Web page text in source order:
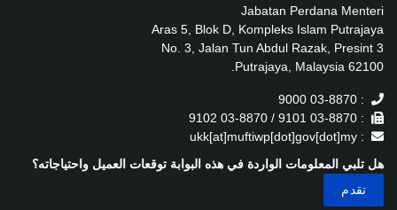
Jabatan Perdana Menteri
Aras 5, Blok D, Kompleks Islam Putrajaya
No. 3, Jalan Tun Abdul Razak, Presint 3
62100 Putrajaya, Malaysia.
: 03-8870 9000
: 03-8870 9101 / 03-8870 9102
: ukk[at]muftiwp[dot]gov[dot]my
هل تلبي المعلومات الواردة في هذه البوابة توقعات العميل واحتياجاته؟